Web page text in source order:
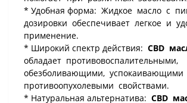
* Удобная форма: Жидкое масло с
дозировки обеспечивает легкое и
применение.
* Широкий спектр действия: CBD
обладает противовоспалительными,
обезболивающими, успокаивающими
противоопухолевыми свойствами.
* Натуральная альтернатива: CBD